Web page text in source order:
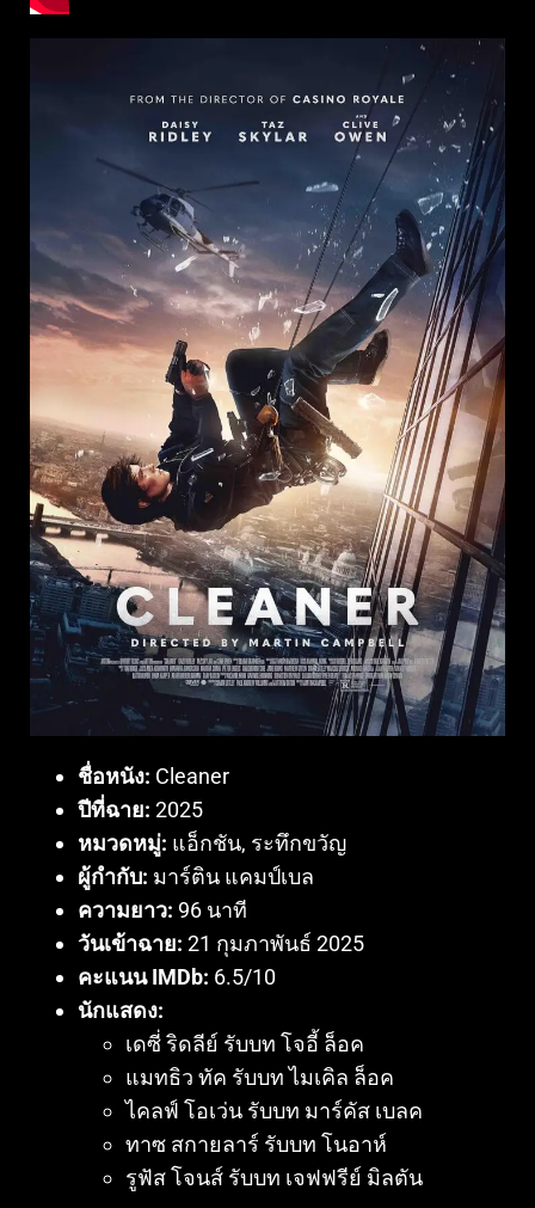
ชื่อหนัง: Cleaner
ปีที่ฉาย: 2025
หมวดหมู่: แอ็กชัน, ระทึกขวัญ
ผู้กำกับ: มาร์ติน แคมป์เบล
ความยาว: 96 นาที
วันเข้าฉาย: 21 กุมภาพันธ์ 2025
คะแนน IMDb: 6.5/10
นักแสดง:
เดซี่ ริดลีย์ รับบท โจอี้ ล็อค
แมทธิว ทัค รับบท ไมเคิล ล็อค
ไคลฟ์ โอเว่น รับบท มาร์คัส เบลค
ทาซ สกายลาร์ รับบท โนอาห์
รูฟัส โจนส์ รับบท เจฟฟรีย์ มิลตัน